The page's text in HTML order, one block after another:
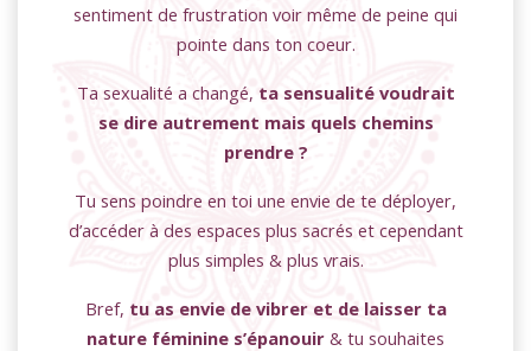
sentiment de frustration voir même de peine qui
pointe dans ton coeur.
Ta sexualité a changé, ta sensualité voudrait
se dire autrement mais quels chemins
prendre ?
Tu sens poindre en toi une envie de te déployer,
d’accéder à des espaces plus sacrés et cependant
plus simples & plus vrais.
Bref, tu as envie de vibrer et de laisser ta
nature féminine s’épanouir & tu souhaites